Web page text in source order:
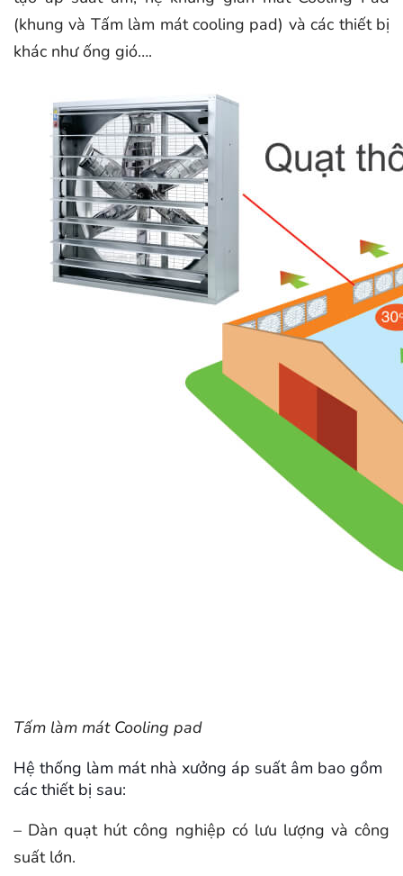
(khung và Tấm làm mát cooling pad) và các thiết bị
khác như ống gió….
Tấm làm mát Cooling pad
Hệ thống làm mát nhà xưởng áp suất âm bao gồm
các thiết bị sau:
– Dàn quạt hút công nghiệp có lưu lượng và công
suất lớn.